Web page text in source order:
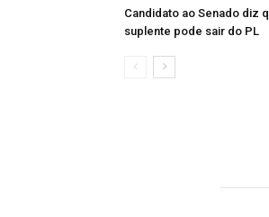
Candidato ao Senado diz
suplente pode sair do PL